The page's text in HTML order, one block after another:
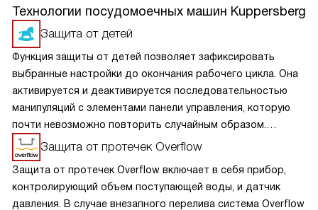
Технологии посудомоечных машин Kuppersberg
Защита от детей
Функция защиты от детей позволяет зафиксировать
выбранные настройки до окончания рабочего цикла. Она
активируется и деактивируется последовательностью
манипуляций с элементами панели управления, которую
почти невозможно повторить случайным образом.
В некоторых моделях такая блокировка сохраняется
даже после полного отключения прибора
от электроснабжения.
Защита от протечек Overflow
Защита от протечек Overflow включает в себя прибор,
контролирующий объем поступающей воды, и датчик
давления. В случае внезапного перелива система Overflow